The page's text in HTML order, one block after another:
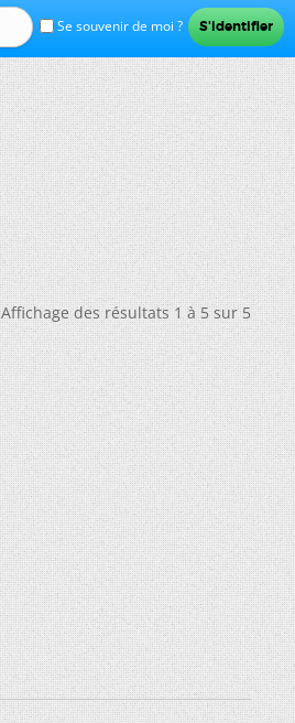
Se souvenir de moi ?
Affichage des résultats 1 à 5 sur 5